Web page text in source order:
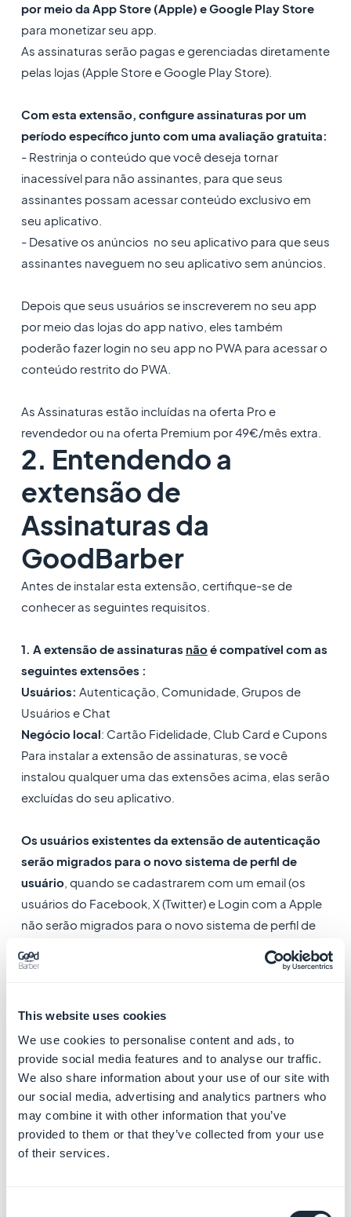
This website uses cookies
We use cookies to personalise content and ads, to
provide social media features and to analyse our traffic.
We also share information about your use of our site with
our social media, advertising and analytics partners who
may combine it with other information that you’ve
provided to them or that they’ve collected from your use
of their services.
por meio da App Store (Apple) e Google Play Store
para monetizar seu app.
As assinaturas serão pagas e gerenciadas diretamente
pelas lojas (Apple Store e Google Play Store).
Com esta extensão, configure assinaturas por um
período específico junto com uma avaliação gratuita:
- Restrinja o conteúdo que você deseja tornar
inacessível para não assinantes, para que seus
assinantes possam acessar conteúdo exclusivo em
seu aplicativo.
- Desative os anúncios no seu aplicativo para que seus
assinantes naveguem no seu aplicativo sem anúncios.
Depois que seus usuários se inscreverem no seu app
por meio das lojas do app nativo, eles também
poderão fazer login no seu app no PWA para acessar o
conteúdo restrito do PWA.
As Assinaturas estão incluídas na oferta Pro e
revendedor ou na oferta Premium por 49€/mês extra.
2. Entendendo a
extensão de
Assinaturas da
GoodBarber
Antes de instalar esta extensão, certifique-se de
conhecer as seguintes requisitos.
1. A extensão de assinaturas nãoé compatível com as
seguintes extensões :
Usuários: Autenticação, Comunidade, Grupos de
Usuários e Chat
Negócio local: Cartão Fidelidade, Club Card e Cupons
Para instalar a extensão de assinaturas, se você
instalou qualquer uma das extensões acima, elas serão
excluídas do seu aplicativo.
Os usuários existentes da extensão de autenticação
serão migrados para o novo sistema de perfil de
usuário, quando se cadastrarem com um email (os
usuários do Facebook, X (Twitter) e Login com a Apple
não serão migrados para o novo sistema de perfil de
Leia esta ajuda online para todos os detalhes sobre a
permite que você:
- Venda uma taxa única para acessar uma página de
conteúdo específico de seu aplicativo
- Configure diferentes níveis de assinaturas (dando
diferentes níveis de acesso ao conteúdo do seu
aplicativo)